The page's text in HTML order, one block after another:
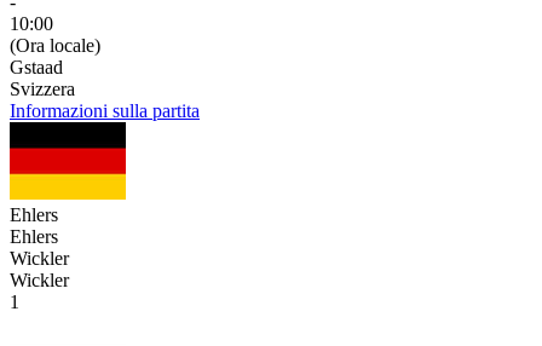
10:00
(Ora locale)
Gstaad
Svizzera
Informazioni sulla partita
Ehlers
Ehlers
Wickler
Wickler
1